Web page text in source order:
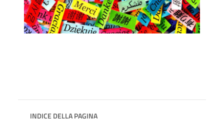
INDICE DELLA PAGINA